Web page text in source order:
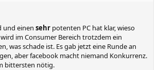
und einen sehr potenten PC hat klar, wieso
im Consumer Bereich trotzdem ein
was schade ist. Es gab jetzt eine Runde an
aber facebook macht niemand Konkurrenz.
bittersten nötig.